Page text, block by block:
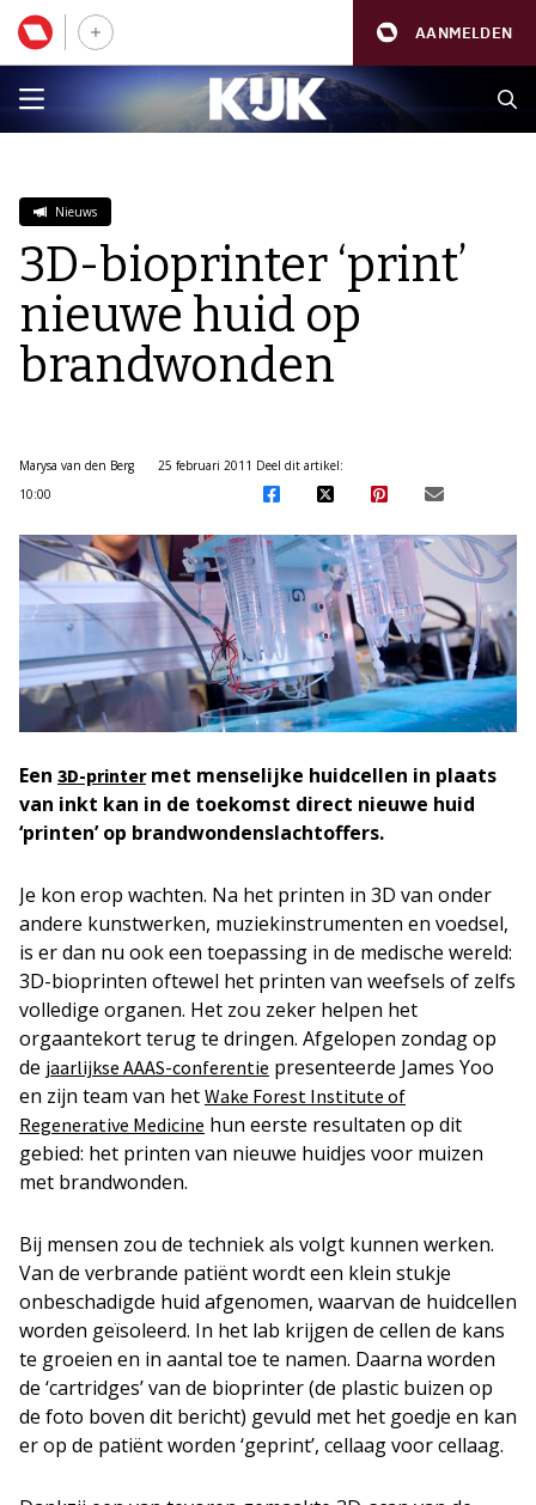
AANMELDEN
Nieuws
3D-bioprinter ‘print’
nieuwe huid op
brandwonden
Marysa van den Berg
25 februari 2011
10:00
Deel dit artikel:
Een 3D-printermet menselijke huidcellen in plaats
van inkt kan in de toekomst direct nieuwe huid
‘printen’ op brandwondenslachtoffers.
Je kon erop wachten. Na het printen in 3D van onder
andere kunstwerken, muziekinstrumenten en voedsel,
is er dan nu ook een toepassing in de medische wereld:
3D-bioprinten oftewel het printen van weefsels of zelfs
volledige organen. Het zou zeker helpen het
orgaantekort terug te dringen. Afgelopen zondag op
de jaarlijkse AAAS-conferentie presenteerde James Yoo
en zijn team van het Wake Forest Institute of
Regenerative Medicine hun eerste resultaten op dit
gebied: het printen van nieuwe huidjes voor muizen
met brandwonden.
Bij mensen zou de techniek als volgt kunnen werken.
Van de verbrande patiënt wordt een klein stukje
onbeschadigde huid afgenomen, waarvan de huidcellen
worden geïsoleerd. In het lab krijgen de cellen de kans
te groeien en in aantal toe te namen. Daarna worden
de ‘cartridges’ van de bioprinter (de plastic buizen op
de foto boven dit bericht) gevuld met het goedje en kan
er op de patiënt worden ‘geprint’, cellaag voor cellaag.